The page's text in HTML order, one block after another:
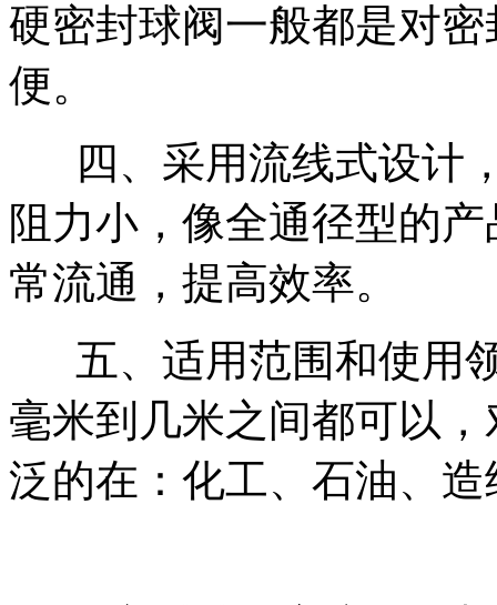
硬密封球阀一般都是对
便。
四、采用流线式设计
阻力小，像全通径型的
常流通，提高效率。
五、适用范围和使用
毫米到几米之间都可以
泛的在：化工、石油、